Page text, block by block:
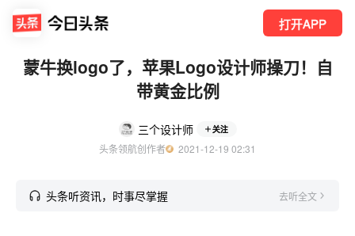
打开APP
蒙牛换logo了，苹果Logo设计师操刀！自
带黄金比例
三个设计师 关注
头条领航创作者
  2021-12-19 02:31
头条听资讯，时事尽掌握 去听全文